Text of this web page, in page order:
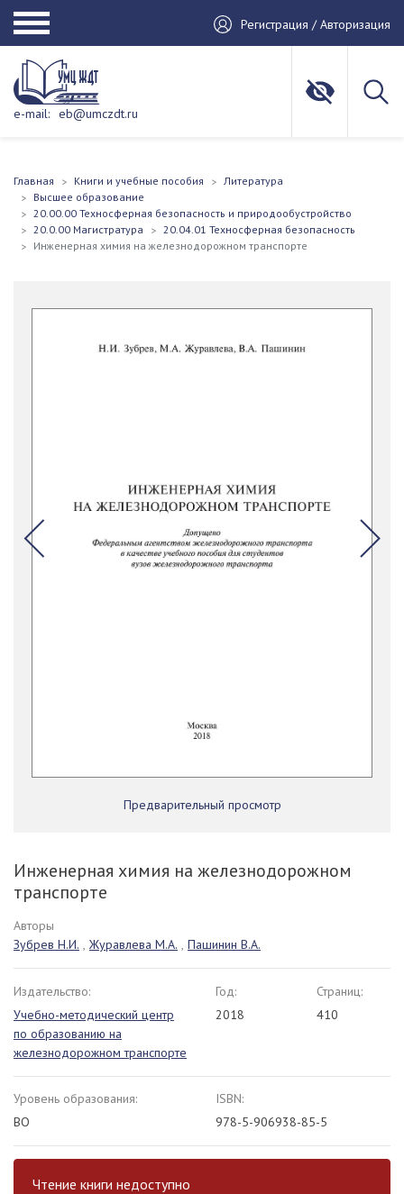
Регистрация / Авторизация
e-mail: eb@umczdt.ru
Главная Книги и учебные пособия
Литература
Высшее образование
20.00.00 Техносферная безопасность и природообустройство
20.0.00 Магистратура
20.04.01 Техносферная безопасность
Инженерная химия на железнодорожном транспорте
Предварительный просмотр
Инженерная химия на железнодорожном
транспорте
Авторы
Зубрев Н.И.
Журавлева М.А. Пашинин В.А.
Издательство:
Учебно-методический центр
по образованию на
железнодорожном транспорте
Год:
2018
Страниц:
410
Уровень образования:
ВО
ISBN:
978-5-906938-85-5
Чтение книги недоступно